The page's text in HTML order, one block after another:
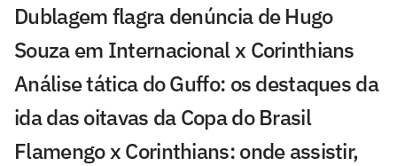
Dublagem flagra denúncia de Hugo
Souza em Internacional x Corinthians
Análise tática do Guffo: os destaques da
ida das oitavas da Copa do Brasil
Flamengo x Corinthians: onde assistir,